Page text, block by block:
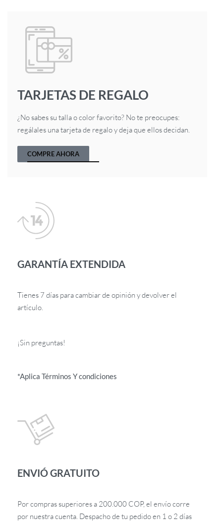
TARJETAS DE REGALO
¿No sabes su talla o color favorito? No te preocupes:
regálales una tarjeta de regalo y deja que ellos decidan.
COMPRE AHORA
GARANTÍA EXTENDIDA
Tienes 7 días para cambiar de opinión y devolver el
artículo.
¡Sin preguntas!
*Aplica Términos Y condiciones
ENVIÓ GRATUITO
Por compras superiores a 200.000 COP, el envío corre
por nuestra cuenta. Despacho de tu pedido en 1 o 2 días